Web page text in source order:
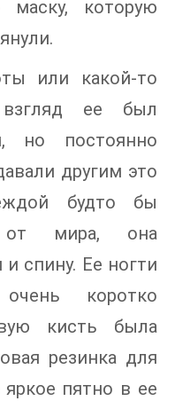
маску, которую
или какой-то
ее был
но постоянно
другим это
будто бы
от мира, она
спину. Ее ногти
коротко
кисть была
резинка для
пятно в ее